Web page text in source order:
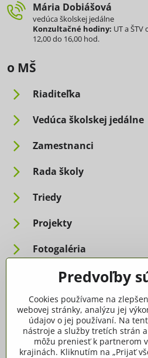
Mária Dobiášová
vedúca školskej jedálne
Konzultačné hodiny: UT a
12,00 do 16,00 hod.
o MŠ
Riaditeľka
Vedúca školskej jedálne
Zamestnanci
Rada školy
Triedy
Projekty
Fotogaléria
Informácie pre rodičov
Dôležité informácie
Ako spracúvame
Predvoľby
Cookies používame na
webovej stránky, analýzu jej
údajov o jej používaní. Na
nástroje a služby tretích strán
môžu preniesť k partnerom
krajinách. Kliknutím na „Prijať